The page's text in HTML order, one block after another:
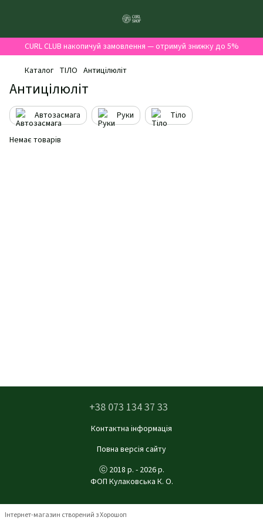
CURL CLUB накопичуй замовлення — отримуй знижку до 5%
Каталог ТІЛО Антицілюліт
Антицілюліт
Автозасмага Руки Тіло
Немає товарів
+38 073 134 37 33
Контактна інформація
Повна версія сайту
ⓒ 2018 р. - 2026 р.
ФОП Кулаковська К. О.
Інтернет-магазин створений з Хорошоп